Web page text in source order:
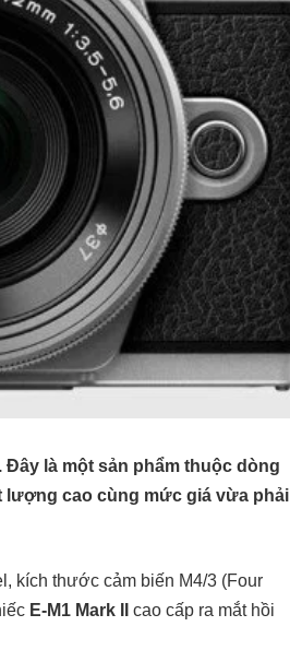
Đây là một sản phẩm thuộc dòng
lượng cao cùng mức giá vừa phải
kích thước cảm biến M4/3 (Four
E-M1 Mark II
cao cấp ra mắt hồi